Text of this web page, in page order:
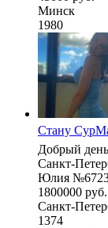
Минск
1980
Стану
Добрый
Санкт-
Юлия
1800000 руб.
Санкт-
1374